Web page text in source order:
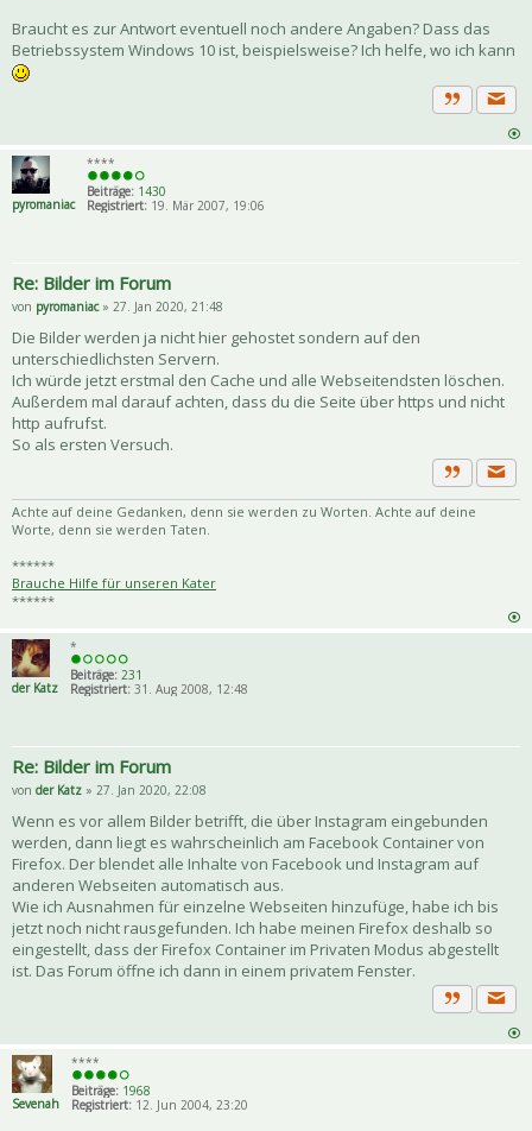
Braucht es zur Antwort eventuell noch andere Angaben? Dass das
Betriebssystem Windows 10 ist, beispielsweise? Ich helfe, wo ich kann
Zitat
pyromaniac
****
Beiträge: 1430
Registriert: 19. Mär 2007, 19:06
Re: Bilder im Forum
von pyromaniac» 27. Jan 2020, 21:48
Die Bilder werden ja nicht hier gehostet sondern auf den
unterschiedlichsten Servern.
Ich würde jetzt erstmal den Cache und alle Webseitendsten löschen.
Außerdem mal darauf achten, dass du die Seite über https und nicht
http aufrufst.
So als ersten Versuch.
Zitat
Achte auf deine Gedanken, denn sie werden zu Worten. Achte auf deine
Worte, denn sie werden Taten.
******
Brauche Hilfe für unseren Kater
******
der Katz
*
Beiträge: 231
Registriert: 31. Aug 2008, 12:48
Re: Bilder im Forum
von der Katz » 27. Jan 2020, 22:08
Wenn es vor allem Bilder betrifft, die über Instagram eingebunden
werden, dann liegt es wahrscheinlich am Facebook Container von
Firefox. Der blendet alle Inhalte von Facebook und Instagram auf
anderen Webseiten automatisch aus.
Wie ich Ausnahmen für einzelne Webseiten hinzufüge, habe ich bis
jetzt noch nicht rausgefunden. Ich habe meinen Firefox deshalb so
eingestellt, dass der Firefox Container im Privaten Modus abgestellt
ist. Das Forum öffne ich dann in einem privatem Fenster.
Zitat
Sevenah
****
Beiträge: 1968
Registriert: 12. Jun 2004, 23:20